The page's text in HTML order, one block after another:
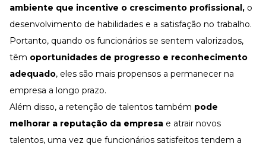
Lives
ambiente que incentive o crescimento profissional, o
desenvolvimento de habilidades e a satisfação no trabalho.
Portanto, quando os funcionários se sentem valorizados,
têm oportunidades de progresso e reconhecimento
adequado, eles são mais propensos a permanecer na
empresa a longo prazo.
Além disso, a retenção de talentos também pode
melhorar a reputação da empresa e atrair novos
talentos, uma vez que funcionários satisfeitos tendem a